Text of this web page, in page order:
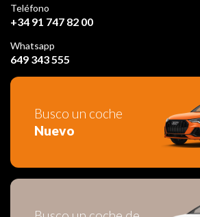
Teléfono
+34 91 747 82 00
Whatsapp
649 343 555
Busco un coche
Nuevo